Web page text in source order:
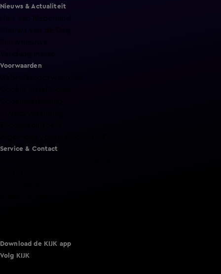
Nieuws & Actualiteit
Voorwaarden
Service & Contact
Download de KIJK app
Volg KIJK